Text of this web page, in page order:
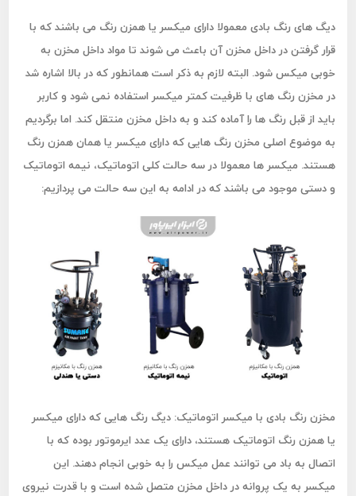
دیگ های رنگ بادی معمولا دارای میکسر یا همزن رنگ می باشند که با
قرار گرفتن در داخل مخزن آن باعث می شوند تا مواد داخل مخزن به
خوبی میکس شود. البته لازم به ذکر است همانطور که در بالا اشاره شد
در مخزن رنگ های با ظرفیت کمتر میکسر استفاده نمی شود و کاربر
باید از قبل رنگ ها را آماده کند و به داخل مخزن منتقل کند. اما برگردیم
به موضوع اصلی مخزن رنگ هایی که دارای میکسر یا همان همزن رنگ
هستند. میکسر ها معمولا در سه حالت کلی اتوماتیک، نیمه اتوماتیک
و دستی موجود می باشند که در ادامه به این سه حالت می پردازیم:
مخزن رنگ بادی با میکسر اتوماتیک:دیگ رنگ هایی که دارای میکسر
یا همزن رنگ اتوماتیک هستند، دارای یک عدد ایرموتور بوده که با
اتصال به باد می توانند عمل میکس را به خوبی انجام دهند. این
میکسر به یک پروانه در داخل مخزن متصل شده است و با قدرت نیروی